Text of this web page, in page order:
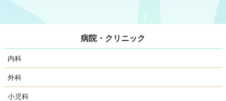
病院・クリニック
内科
外科
小児科